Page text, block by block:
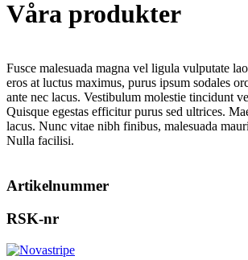
Våra produkter
Fusce malesuada magna vel ligula vulputate
eros at luctus maximus, purus ipsum sodales
ante nec lacus. Vestibulum molestie tincidunt
Quisque egestas efficitur purus sed ultrices.
lacus. Nunc vitae nibh finibus, malesuada
Nulla facilisi.
Artikelnummer
RSK-nr